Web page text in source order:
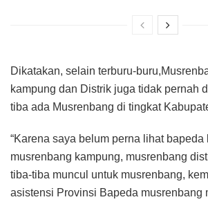
Dikatakan, selain terburu-
kampung dan Distrik juga tidak pernah
tiba ada Musrenbang di tingkat
“Karena saya belum perna lihat bapeda
musrenbang kampung, musrenbang
tiba-tiba muncul untuk musrenbang,
asistensi Provinsi Bapeda musrenbang